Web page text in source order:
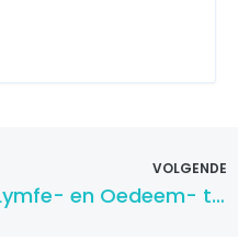
VOLGENDE
Lymfe- en Oedeem- therapie